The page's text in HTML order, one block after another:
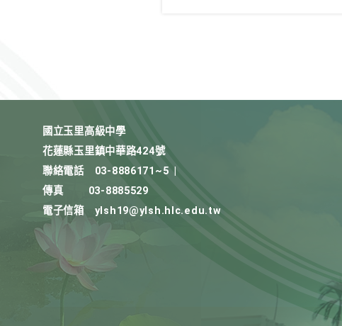
國立玉里高級中學
花蓮縣玉里鎮中華路424號
聯絡電話
03-8886171~5
傳真
03-8885529
電子信箱
ylsh19@ylsh.hlc.edu.tw